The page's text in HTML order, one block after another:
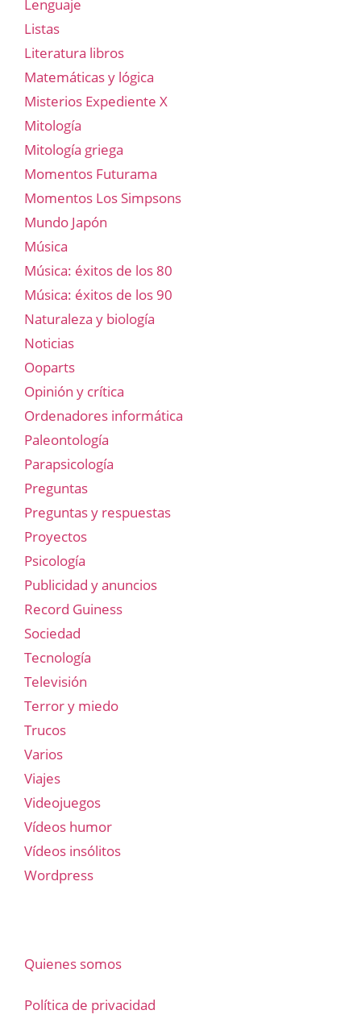
Lenguaje
Listas
Literatura libros
Matemáticas y lógica
Misterios Expediente X
Mitología
Mitología griega
Momentos Futurama
Momentos Los Simpsons
Mundo Japón
Música
Música: éxitos de los 80
Música: éxitos de los 90
Naturaleza y biología
Noticias
Ooparts
Opinión y crítica
Ordenadores informática
Paleontología
Parapsicología
Preguntas
Preguntas y respuestas
Proyectos
Psicología
Publicidad y anuncios
Record Guiness
Sociedad
Tecnología
Televisión
Terror y miedo
Trucos
Varios
Viajes
Videojuegos
Vídeos humor
Vídeos insólitos
Wordpress
Quienes somos
Política de privacidad